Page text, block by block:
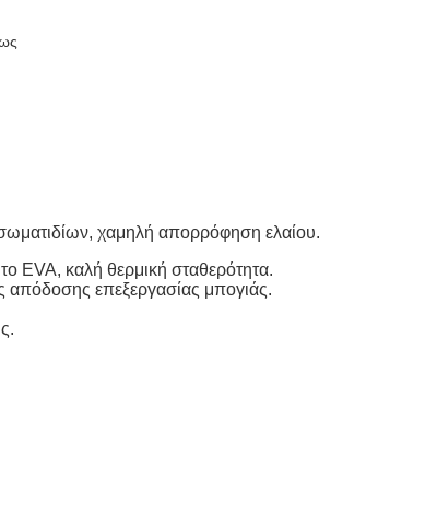
χαμηλή απορρόφηση ελαίου.
EVA, καλή θερμική σταθερότητα.
απόδοσης επεξεργασίας μπογιάς.